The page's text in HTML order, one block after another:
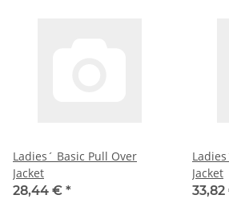
Ladies´ Basic Pull Over
Jacket
28,44 € *
Jacket